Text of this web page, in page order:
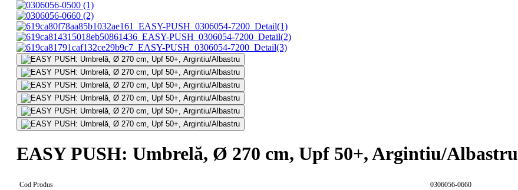
EASY PUSH: Umbrelă, Ø 270 cm, Upf 50+, Argintiu/Albastru
Cod Produs
0306056-0660